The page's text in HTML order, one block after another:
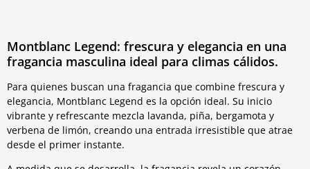
Montblanc Legend: frescura y elegancia en una
fragancia masculina ideal para climas cálidos.
Para quienes buscan una fragancia que combine frescura y
elegancia, Montblanc Legend es la opción ideal. Su inicio
vibrante y refrescante mezcla lavanda, piña, bergamota y
verbena de limón, creando una entrada irresistible que atrae
desde el primer instante.